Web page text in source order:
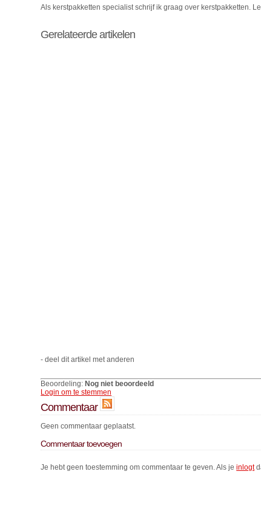
Als kerstpakketten specialist schrijf ik graag over kerstpakketten.
Gerelateerde artikelen
- deel dit artikel met anderen
Beoordeling:Nog niet beoordeeld
Login om te stemmen
Commentaar
Geen commentaar geplaatst.
Commentaar toevoegen
Je hebt geen toestemming om commentaar te geven. Als jeinlogt